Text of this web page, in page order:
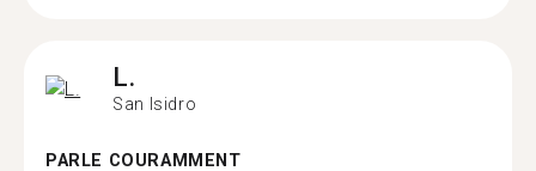
L.
San Isidro
PARLE COURAMMENT